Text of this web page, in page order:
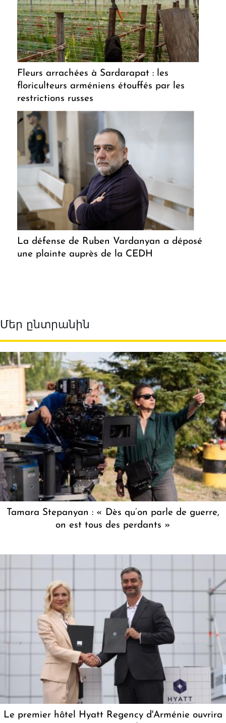
Fleurs arrachées à Sardarapat : les
floriculteurs arméniens étouffés par les
restrictions russes
La défense de Ruben Vardanyan a déposé
une plainte auprès de la CEDH
Մեր ընտրանին
Tamara Stepanyan : « Dès qu’on parle de guerre,
on est tous des perdants »
Le premier hôtel Hyatt Regency d'Arménie ouvrira